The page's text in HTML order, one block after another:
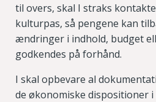
til overs, skal I straks
kulturpas, så pengene kan
ændringer i indhold, budget
godkendes på forhånd.
I skal opbevare al
de økonomiske dispositioner